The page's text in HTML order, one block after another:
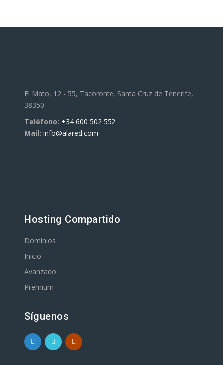
El Mato, 12 - 55, Tacoronte, Santa Cruz de Tenerife,
38350
Teléfono: +34 600 502 552
Mail: info@alared.com
Hosting Compartido
Dominios
Inicio
Avanzado
Premium
Síguenos